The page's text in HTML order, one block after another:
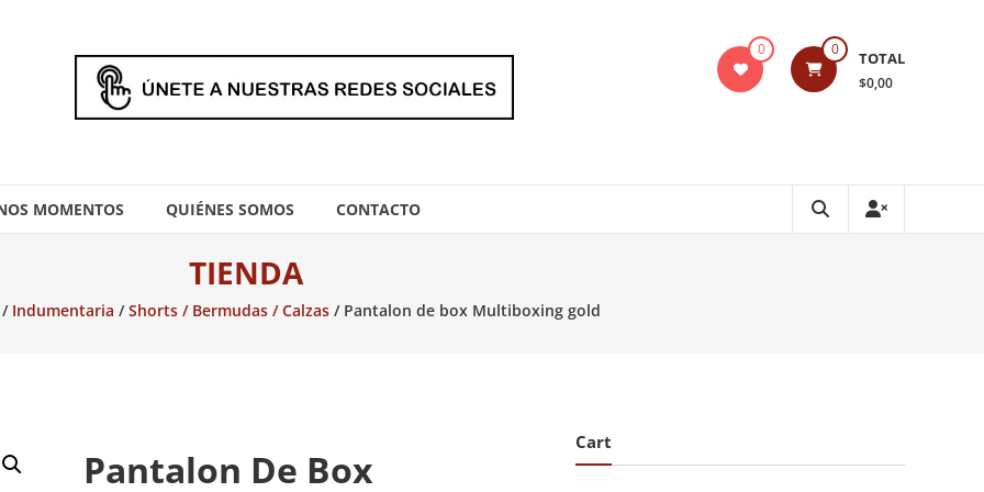
0 0 TOTAL
$0,00
MOMENTOS QUIÉNES SOMOS CONTACTO
TIENDA
/ Indumentaria /Shorts / Bermudas / Calzas/ Pantalon de box Multiboxing gold
Pantalon De Box
Cart